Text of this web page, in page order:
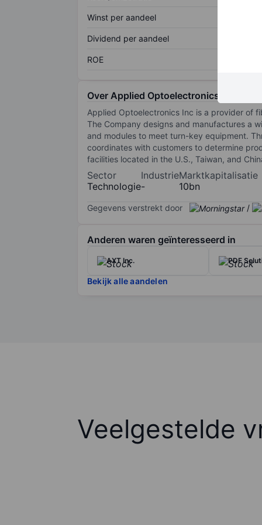
Winst per aandeel
Dividend per aandeel
ROE
Over Applied Optoelectronics Inc.
Applied Optoelectronics Inc is a provider of
The Company designs and manufactures a
and modules to meet turn-key equipment.
coordinates with customers to determine
facilities located in the U.S., Taiwan, and
Sector
Technologie
Industrie
-
Marktkapitalisatie
10bn
Gegevens verstrekt door /
Anderen waren geïnteresseerd in
AXT Inc. PDF
Bekijk alle aandelen
Veelgestelde